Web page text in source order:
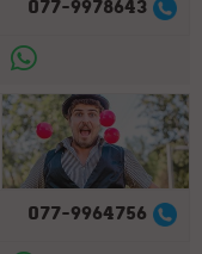
077-9978643
077-9964756